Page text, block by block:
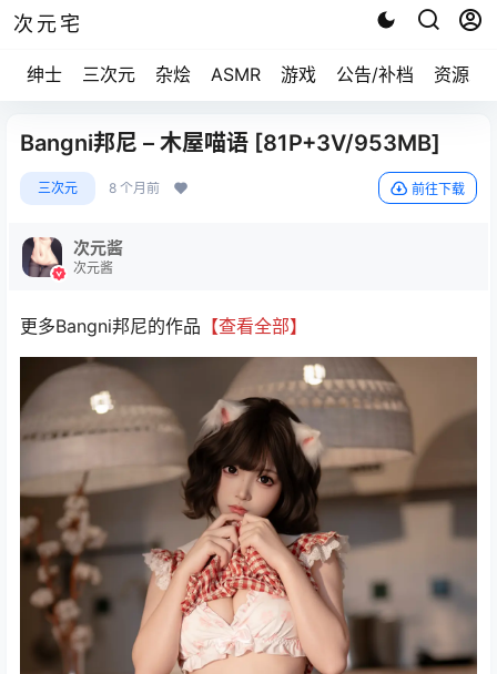
次元宅
绅士 三次元 杂烩 ASMR 游戏 公告/补档 资源求
Bangni邦尼 – 木屋喵语 [81P+3V/953MB]
三次元 8 个月前 前往下载
次元酱
次元酱
更多Bangni邦尼的作品 【查看全部】